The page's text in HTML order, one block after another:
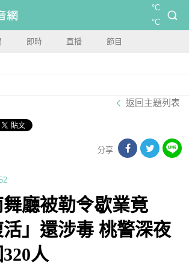
°C
°C
即時 直播 節目
返回主題列表
分享
廳被勒令歇業竟
活」還涉毒 桃警深夜
人